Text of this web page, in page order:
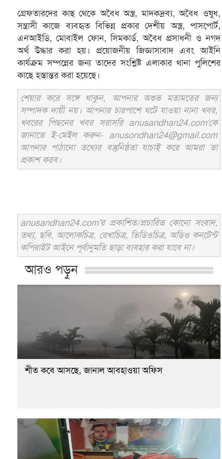
গ্রেফতারদের কাছ থেকে অবৈধ অস্ত্র, মাদকদ্রব্য, অবৈধ ওষুধ,
সন্ত্রাসী কাজে ব্যবহৃত বিভিন্ন প্রকার দেশীয় অস্ত্র, পাসপোর্ট,
এনআইডি, মোবাইল ফোন, সিমকার্ড, অবৈধ প্রসাধনী ও নগদ
অর্থ উদ্ধার করা হয়। প্রয়োজনীয় জিজ্ঞাসাবাদ এবং আইনি
কার্যক্রম সম্পন্নের জন্য তাদের সংশ্লিষ্ট এলাকার থানা পুলিশের
কাছে হস্তান্তর করা হয়েছে।
শেয়ার করে সঙ্গে থাকুন, আপনার অশুভ মতামতের জন্য
সম্পাদক দায়ী নয়। আপনার চারপাশে ঘটে যাওয়া নানা খবর,
খবরের পিছনের খবর সরাসরি anusandhan24.com'কে
জানাতে ই-মেইল করুন- anusondhan24@gmail.com
আপনার পাঠানো তথ্যের বস্তুনিষ্ঠতা যাচাই করে আমরা তা
প্রকাশ করব।
anusandhan24.com'র প্রকাশিত/প্রচারিত কোনো সংবাদ,
তথ্য, ছবি, আলোকচিত্র, রেখাচিত্র, ভিডিওচিত্র, অডিও কনটেন্ট
কপিরাইট আইনে পূর্বানুমতি ছাড়া ব্যবহার করা যাবে না।
আরও পড়ুন
শীত কবে আসছে, জানাল আবহাওয়া অফিস